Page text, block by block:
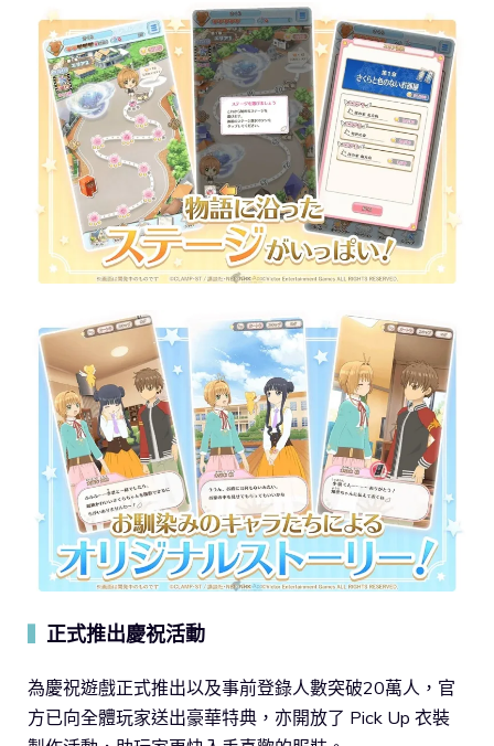
正式推出慶祝活動
為慶祝遊戲正式推出以及事前登錄人數突破20萬人，官
方已向全體玩家送出豪華特典，亦開放了 Pick Up 衣裝